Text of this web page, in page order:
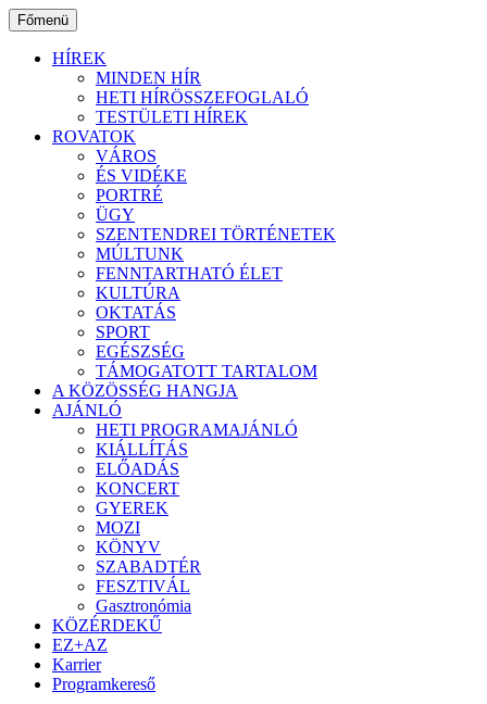
Ugrás
a
tartalomhoz
Főmenü
HÍREK
MINDEN HÍR
HETI HÍRÖSSZEFOGLALÓ
TESTÜLETI HÍREK
ROVATOK
VÁROS
ÉS VIDÉKE
PORTRÉ
ÜGY
SZENTENDREI TÖRTÉNETEK
MÚLTUNK
FENNTARTHATÓ ÉLET
KULTÚRA
OKTATÁS
SPORT
EGÉSZSÉG
TÁMOGATOTT TARTALOM
A KÖZÖSSÉG HANGJA
AJÁNLÓ
HETI PROGRAMAJÁNLÓ
KIÁLLÍTÁS
ELŐADÁS
KONCERT
GYEREK
MOZI
KÖNYV
SZABADTÉR
FESZTIVÁL
Gasztronómia
KÖZÉRDEKŰ
EZ+AZ
Karrier
Programkereső